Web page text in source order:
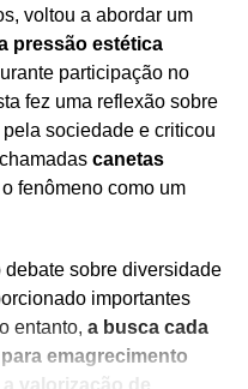
voltou a abordar um
pressão estética
participação no
fez uma reflexão sobre
sociedade e criticou
canetas
fenômeno como um
sobre diversidade
importantes
entanto, a busca cada
emagrecimento
valorização de